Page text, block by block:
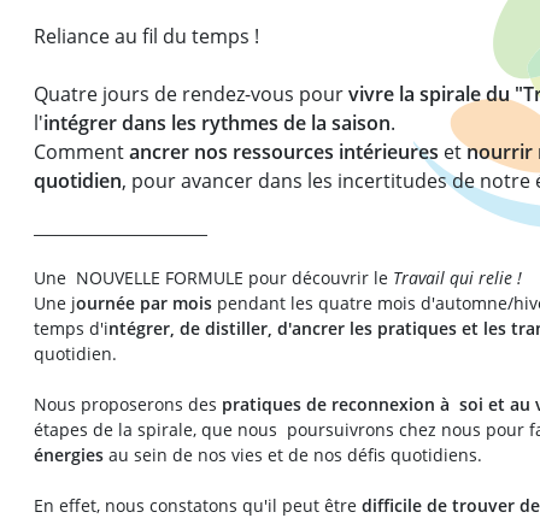
Reliance au fil du temps !
Quatre jours de rendez-vous pourvivre la spirale du
l'intégrer dans les rythmes de la saison.
Commentancrer nos ressources intérieures etnourrir
quotidien, pour avancer dans les incertitudes de notre
Une NOUVELLE FORMULE pour découvrir le Travail qui relie !
Une journée par mois pendant les quatre mois d'automne/
temps d'intégrer, de distiller, d'ancrer les pratiques et les
quotidien.
Nous proposerons des pratiques de reconnexion à soi et au
étapes de la spirale, que nous poursuivrons chez nous pour
énergies au sein de nos vies et de nos défis quotidiens.
En effet, nous constatons qu'il peut être difficile de trouver